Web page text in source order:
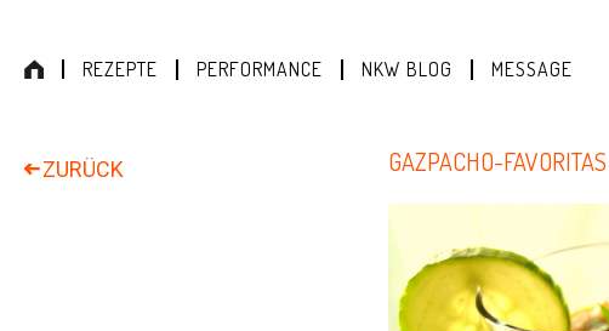
REZEPTE PERFORMANCE NKW BLOG MESSAGE
GAZPACHO-FAVORITAS